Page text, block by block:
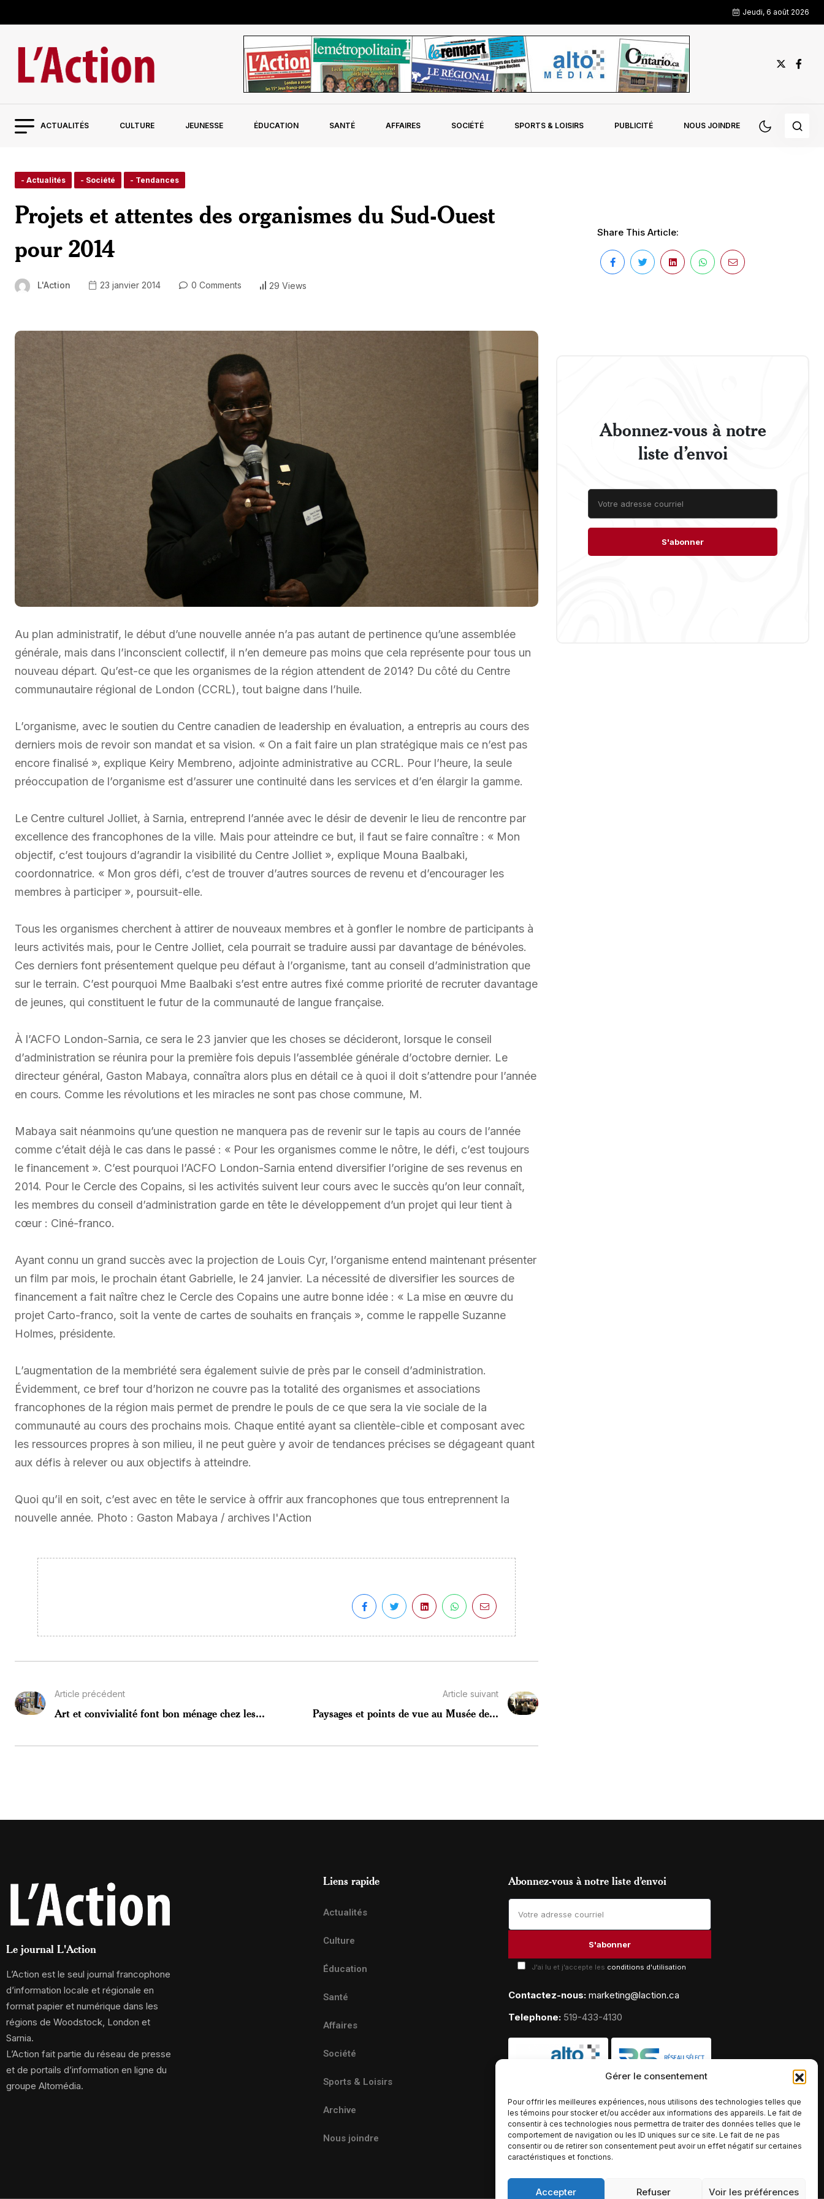
Gérer le consentement
Pour offrir les meilleures expériences, nous utilisons des technologies telles que
les témoins pour stocker et/ou accéder aux informations des appareils. Le fait de
consentir à ces technologies nous permettra de traiter des données telles que le
comportement de navigation ou les ID uniques sur ce site. Le fait de ne pas
consentir ou de retirer son consentement peut avoir un effet négatif sur certaines
caractéristiques et fonctions.
Accepter Refuser Voir les préférences
Jeudi, 6 août 2026
ACTUALITÉS CULTURE JEUNESSE ÉDUCATION SANTÉ AFFAIRES SOCIÉTÉ SPORTS & LOISIRS PUBLICITÉ NOUS JOINDRE
- Actualités - Société - Tendances
Projets et attentes des organismes du Sud-Ouest
pour 2014
L'Action 23 janvier 2014 0 Comments 29 Views
Share This Article:
Au plan administratif, le début d’une nouvelle année n’a pas autant de pertinence qu’une assemblée
générale, mais dans l’inconscient collectif, il n’en demeure pas moins que cela représente pour tous un
nouveau départ. Qu’est-ce que les organismes de la région attendent de 2014? Du côté du Centre
communautaire régional de London (CCRL), tout baigne dans l’huile.
L’organisme, avec le soutien du Centre canadien de leadership en évaluation, a entrepris au cours des
derniers mois de revoir son mandat et sa vision. « On a fait faire un plan stratégique mais ce n’est pas
encore finalisé », explique Keiry Membreno, adjointe administrative au CCRL. Pour l’heure, la seule
préoccupation de l’organisme est d’assurer une continuité dans les services et d’en élargir la gamme.
Le Centre culturel Jolliet, à Sarnia, entreprend l’année avec le désir de devenir le lieu de rencontre par
excellence des francophones de la ville. Mais pour atteindre ce but, il faut se faire connaître : « Mon
objectif, c’est toujours d’agrandir la visibilité du Centre Jolliet », explique Mouna Baalbaki,
coordonnatrice. « Mon gros défi, c’est de trouver d’autres sources de revenu et d’encourager les
membres à participer », poursuit-elle.
Tous les organismes cherchent à attirer de nouveaux membres et à gonfler le nombre de participants à
leurs activités mais, pour le Centre Jolliet, cela pourrait se traduire aussi par davantage de bénévoles.
Ces derniers font présentement quelque peu défaut à l’organisme, tant au conseil d’administration que
sur le terrain. C’est pourquoi Mme Baalbaki s’est entre autres fixé comme priorité de recruter davantage
de jeunes, qui constituent le futur de la communauté de langue française.
À l’ACFO London-Sarnia, ce sera le 23 janvier que les choses se décideront, lorsque le conseil
d’administration se réunira pour la première fois depuis l’assemblée générale d’octobre dernier. Le
directeur général, Gaston Mabaya, connaîtra alors plus en détail ce à quoi il doit s’attendre pour l’année
en cours. Comme les révolutions et les miracles ne sont pas chose commune, M.
Mabaya sait néanmoins qu’une question ne manquera pas de revenir sur le tapis au cours de l’année
comme c’était déjà le cas dans le passé : « Pour les organismes comme le nôtre, le défi, c’est toujours
le financement ». C’est pourquoi l’ACFO London-Sarnia entend diversifier l’origine de ses revenus en
2014. Pour le Cercle des Copains, si les activités suivent leur cours avec le succès qu’on leur connaît,
les membres du conseil d’administration garde en tête le développement d’un projet qui leur tient à
cœur : Ciné-franco.
Ayant connu un grand succès avec la projection de Louis Cyr, l’organisme entend maintenant présenter
un film par mois, le prochain étant Gabrielle, le 24 janvier. La nécessité de diversifier les sources de
financement a fait naître chez le Cercle des Copains une autre bonne idée : « La mise en œuvre du
projet Carto-franco, soit la vente de cartes de souhaits en français », comme le rappelle Suzanne
Holmes, présidente.
L’augmentation de la membriété sera également suivie de près par le conseil d’administration.
Évidemment, ce bref tour d’horizon ne couvre pas la totalité des organismes et associations
francophones de la région mais permet de prendre le pouls de ce que sera la vie sociale de la
communauté au cours des prochains mois. Chaque entité ayant sa clientèle-cible et composant avec
les ressources propres à son milieu, il ne peut guère y avoir de tendances précises se dégageant quant
aux défis à relever ou aux objectifs à atteindre.
Quoi qu’il en soit, c’est avec en tête le service à offrir aux francophones que tous entreprennent la
nouvelle année. Photo : Gaston Mabaya / archives l'Action
Article précédent
Art et convivialité font bon ménage chez les...
Article suivant
Paysages et points de vue au Musée de...
Abonnez-vous à notre
liste d’envoi
Le journal L'Action
L’Action est le seul journal francophone
d’information locale et régionale en
format papier et numérique dans les
régions de Woodstock, London et
Sarnia.
L’Action fait partie du réseau de presse
et de portails d’information en ligne du
groupe Altomédia.
Liens rapide
Actualités
Culture
Éducation
Santé
Affaires
Société
Sports & Loisirs
Archive
Nous joindre
Abonnez-vous à notre liste d’envoi
J'ai lu et j'accepte les conditions d'utilisation
Contactez-nous: marketing@laction.ca
Telephone: 519-433-4130